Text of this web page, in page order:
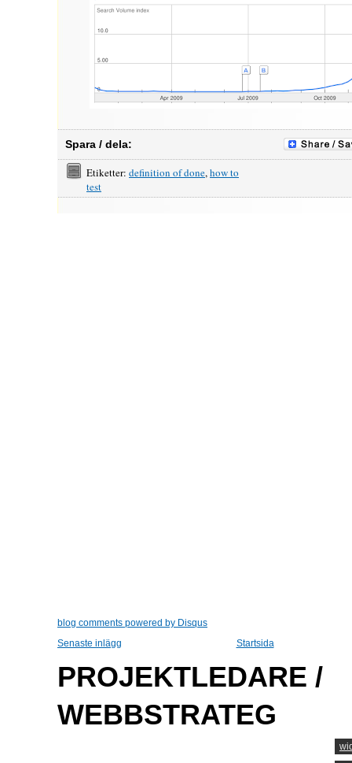
Spara / dela:
Etiketter: definition of done,how to
test
blog comments powered by Disqus
Senaste inlägg
Startsida
PROJEKTLEDARE /
WEBBSTRATEG